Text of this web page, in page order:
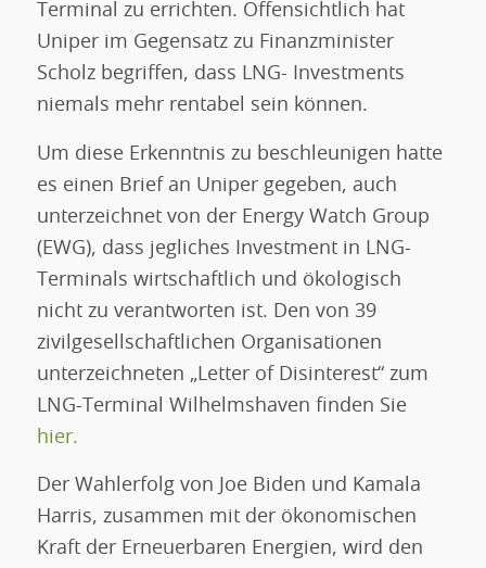
Terminal zu errichten. Offensichtlich hat
Uniper im Gegensatz zu Finanzminister
Scholz begriffen, dass LNG- Investments
niemals mehr rentabel sein können.
Um diese Erkenntnis zu beschleunigen hatte
es einen Brief an Uniper gegeben, auch
unterzeichnet von der Energy Watch Group
(EWG), dass jegliches Investment in LNG-
Terminals wirtschaftlich und ökologisch
nicht zu verantworten ist. Den von 39
zivilgesellschaftlichen Organisationen
unterzeichneten „Letter of Disinterest“ zum
LNG-Terminal Wilhelmshaven finden Sie
hier.
Der Wahlerfolg von Joe Biden und Kamala
Harris, zusammen mit der ökonomischen
Kraft der Erneuerbaren Energien, wird den